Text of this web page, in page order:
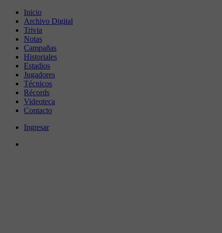
Inicio
Archivo Digital
Trivia
Notas
Campañas
Historiales
Estadios
Jugadores
Técnicos
Récords
Videoteca
Contacto
Ingresar